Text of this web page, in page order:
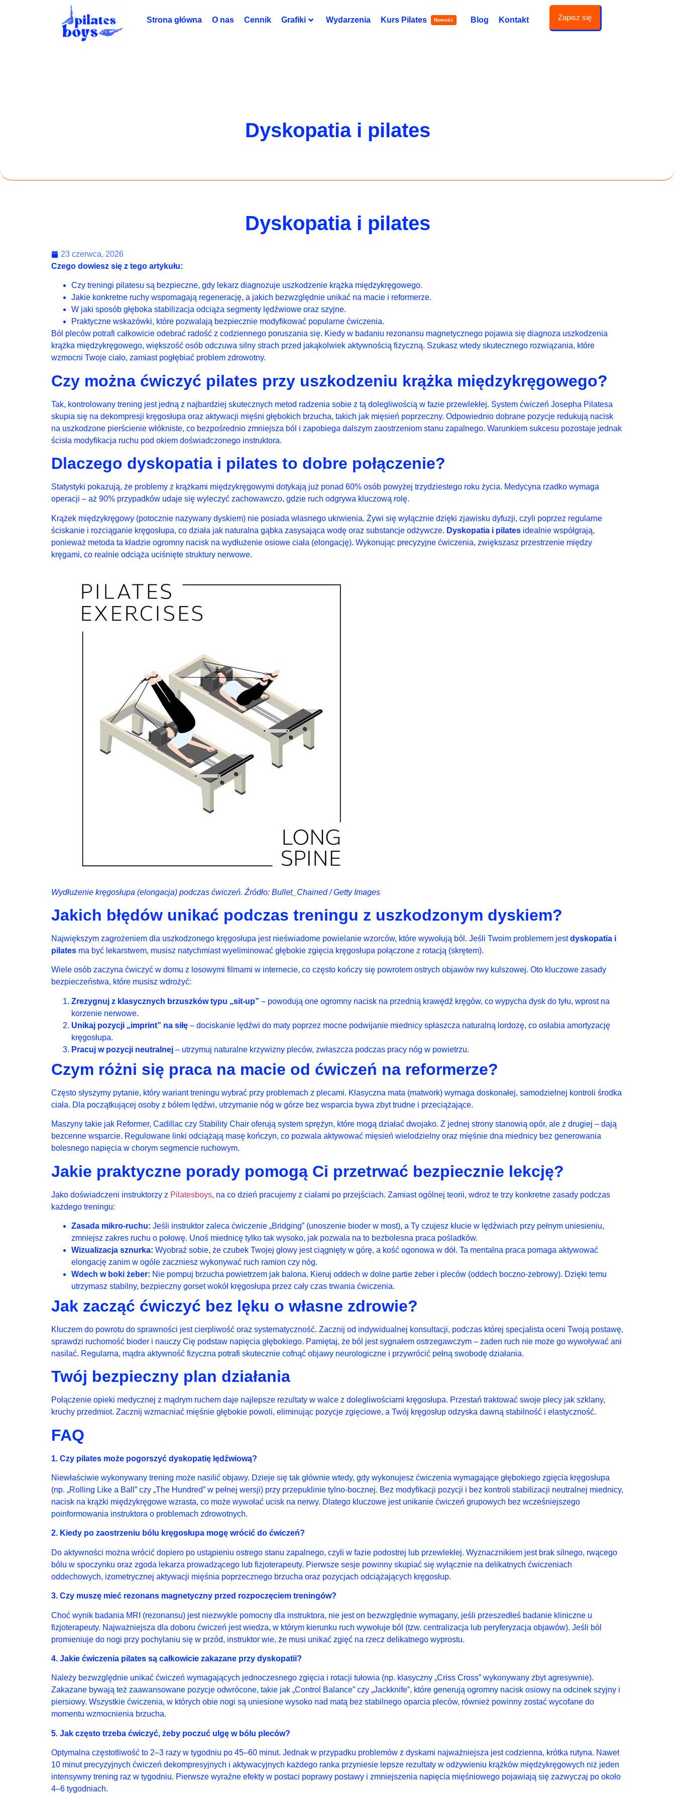
Strona główna O nas Cennik Grafiki Wydarzenia Kurs Pilates Nowość Blog Kontakt Zapisz się
Dyskopatia i pilates
Dyskopatia i pilates
23 czerwca, 2026
Czego dowiesz się z tego artykułu:
Czy treningi pilatesu są bezpieczne, gdy lekarz diagnozuje uszkodzenie krążka międzykręgowego.
Jakie konkretne ruchy wspomagają regenerację, a jakich bezwzględnie unikać na macie i reformerze.
W jaki sposób głęboka stabilizacja odciąża segmenty lędźwiowe oraz szyjne.
Praktyczne wskazówki, które pozwalają bezpiecznie modyfikować popularne ćwiczenia.
Ból pleców potrafi całkowicie odebrać radość z codziennego poruszania się. Kiedy w badaniu rezonansu magnetycznego pojawia się diagnoza uszkodzenia
krążka międzykręgowego, większość osób odczuwa silny strach przed jakąkolwiek aktywnością fizyczną. Szukasz wtedy skutecznego rozwiązania, które
wzmocni Twoje ciało, zamiast pogłębiać problem zdrowotny.
Czy można ćwiczyć pilates przy uszkodzeniu krążka międzykręgowego?
Tak, kontrolowany trening jest jedną z najbardziej skutecznych metod radzenia sobie z tą dolegliwością w fazie przewlekłej. System ćwiczeń Josepha Pilatesa
skupia się na dekompresji kręgosłupa oraz aktywacji mięśni głębokich brzucha, takich jak mięsień poprzeczny. Odpowiednio dobrane pozycje redukują nacisk
na uszkodzone pierścienie włókniste, co bezpośrednio zmniejsza ból i zapobiega dalszym zaostrzeniom stanu zapalnego. Warunkiem sukcesu pozostaje jednak
ścisła modyfikacja ruchu pod okiem doświadczonego instruktora.
Dlaczego dyskopatia i pilates to dobre połączenie?
Statystyki pokazują, że problemy z krążkami międzykręgowymi dotykają już ponad 60% osób powyżej trzydziestego roku życia. Medycyna rzadko wymaga
operacji – aż 90% przypadków udaje się wyleczyć zachowawczo, gdzie ruch odgrywa kluczową rolę.
Krążek międzykręgowy (potocznie nazywany dyskiem) nie posiada własnego ukrwienia. Żywi się wyłącznie dzięki zjawisku dyfuzji, czyli poprzez regularne
ściskanie i rozciąganie kręgosłupa, co działa jak naturalna gąbka zasysająca wodę oraz substancje odżywcze. Dyskopatia i pilates idealnie współgrają,
ponieważ metoda ta kładzie ogromny nacisk na wydłużenie osiowe ciała (elongację). Wykonując precyzyjne ćwiczenia, zwiększasz przestrzenie między
kręgami, co realnie odciąża uciśnięte struktury nerwowe.
Wydłużenie kręgosłupa (elongacja) podczas ćwiczeń. Źródło: Bullet_Chained / Getty Images
Jakich błędów unikać podczas treningu z uszkodzonym dyskiem?
Największym zagrożeniem dla uszkodzonego kręgosłupa jest nieświadome powielanie wzorców, które wywołują ból. Jeśli Twoim problemem jestdyskopatia i
pilates ma być lekarstwem, musisz natychmiast wyeliminować głębokie zgięcia kręgosłupa połączone z rotacją (skrętem).
Wiele osób zaczyna ćwiczyć w domu z losowymi filmami w internecie, co często kończy się powrotem ostrych objawów rwy kulszowej. Oto kluczowe zasady
bezpieczeństwa, które musisz wdrożyć:
Zrezygnuj z klasycznych brzuszków typu „sit-up” – powodują one ogromny nacisk na przednią krawędź kręgów, co wypycha dysk do tyłu, wprost na
korzenie nerwowe.
Unikaj pozycji „imprint” na siłę – dociskanie lędźwi do maty poprzez mocne podwijanie miednicy spłaszcza naturalną lordozę, co osłabia amortyzację
kręgosłupa.
Pracuj w pozycji neutralnej – utrzymuj naturalne krzywizny pleców, zwłaszcza podczas pracy nóg w powietrzu.
Czym różni się praca na macie od ćwiczeń na reformerze?
Często słyszymy pytanie, który wariant treningu wybrać przy problemach z plecami. Klasyczna mata (matwork) wymaga doskonałej, samodzielnej kontroli środka
ciała. Dla początkującej osoby z bólem lędźwi, utrzymanie nóg w górze bez wsparcia bywa zbyt trudne i przeciążające.
Maszyny takie jak Reformer, Cadillac czy Stability Chair oferują system sprężyn, które mogą działać dwojako. Z jednej strony stanowią opór, ale z drugiej – dają
bezcenne wsparcie. Regulowane linki odciążają masę kończyn, co pozwala aktywować mięsień wielodzielny oraz mięśnie dna miednicy bez generowania
bolesnego napięcia w chorym segmencie ruchowym.
Jakie praktyczne porady pomogą Ci przetrwać bezpiecznie lekcję?
Jako doświadczeni instruktorzy z Pilatesboys, na co dzień pracujemy z ciałami po przejściach. Zamiast ogólnej teorii, wdroż te trzy konkretne zasady podczas
każdego treningu:
Zasada mikro-ruchu: Jeśli instruktor zaleca ćwiczenie „Bridging” (unoszenie bioder w most), a Ty czujesz kłucie w lędźwiach przy pełnym uniesieniu,
zmniejsz zakres ruchu o połowę. Unoś miednicę tylko tak wysoko, jak pozwala na to bezbolesna praca pośladków.
Wizualizacja sznurka: Wyobraź sobie, że czubek Twojej głowy jest ciągnięty w górę, a kość ogonowa w dół. Ta mentalna praca pomaga aktywować
elongację zanim w ogóle zaczniesz wykonywać ruch ramion czy nóg.
Wdech w boki żeber: Nie pompuj brzucha powietrzem jak balona. Kieruj oddech w dolne partie żeber i pleców (oddech boczno-żebrowy). Dzięki temu
utrzymasz stabilny, bezpieczny gorset wokół kręgosłupa przez cały czas trwania ćwiczenia.
Jak zacząć ćwiczyć bez lęku o własne zdrowie?
Kluczem do powrotu do sprawności jest cierpliwość oraz systematyczność. Zacznij od indywidualnej konsultacji, podczas której specjalista oceni Twoją postawę,
sprawdzi ruchomość bioder i nauczy Cię podstaw napięcia głębokiego. Pamiętaj, że ból jest sygnałem ostrzegawczym – żaden ruch nie może go wywoływać ani
nasilać. Regularna, mądra aktywność fizyczna potrafi skutecznie cofnąć objawy neurologiczne i przywrócić pełną swobodę działania.
Twój bezpieczny plan działania
Połączenie opieki medycznej z mądrym ruchem daje najlepsze rezultaty w walce z dolegliwościami kręgosłupa. Przestań traktować swoje plecy jak szklany,
kruchy przedmiot. Zacznij wzmacniać mięśnie głębokie powoli, eliminując pozycje zgięciowe, a Twój kręgosłup odzyska dawną stabilność i elastyczność.
FAQ
1. Czy pilates może pogorszyć dyskopatię lędźwiową?
Niewłaściwie wykonywany trening może nasilić objawy. Dzieje się tak głównie wtedy, gdy wykonujesz ćwiczenia wymagające głębokiego zgięcia kręgosłupa
(np. „Rolling Like a Ball” czy „The Hundred” w pełnej wersji) przy przepuklinie tylno-bocznej. Bez modyfikacji pozycji i bez kontroli stabilizacji neutralnej miednicy,
nacisk na krążki międzykręgowe wzrasta, co może wywołać ucisk na nerwy. Dlatego kluczowe jest unikanie ćwiczeń grupowych bez wcześniejszego
poinformowania instruktora o problemach zdrowotnych.
2. Kiedy po zaostrzeniu bólu kręgosłupa mogę wrócić do ćwiczeń?
Do aktywności można wrócić dopiero po ustąpieniu ostrego stanu zapalnego, czyli w fazie podostrej lub przewlekłej. Wyznacznikiem jest brak silnego, rwącego
bólu w spoczynku oraz zgoda lekarza prowadzącego lub fizjoterapeuty. Pierwsze sesje powinny skupiać się wyłącznie na delikatnych ćwiczeniach
oddechowych, izometrycznej aktywacji mięśnia poprzecznego brzucha oraz pozycjach odciążających kręgosłup.
3. Czy muszę mieć rezonans magnetyczny przed rozpoczęciem treningów?
Choć wynik badania MRI (rezonansu) jest niezwykle pomocny dla instruktora, nie jest on bezwzględnie wymagany, jeśli przeszedłeś badanie kliniczne u
fizjoterapeuty. Najważniejsza dla doboru ćwiczeń jest wiedza, w którym kierunku ruch wywołuje ból (tzw. centralizacja lub peryferyzacja objawów). Jeśli ból
promieniuje do nogi przy pochylaniu się w przód, instruktor wie, że musi unikać zgięć na rzecz delikatnego wyprostu.
4. Jakie ćwiczenia pilates są całkowicie zakazane przy dyskopatii?
Należy bezwzględnie unikać ćwiczeń wymagających jednoczesnego zgięcia i rotacji tułowia (np. klasyczny „Criss Cross” wykonywany zbyt agresywnie).
Zakazane bywają też zaawansowane pozycje odwrócone, takie jak „Control Balance” czy „Jackknife”, które generują ogromny nacisk osiowy na odcinek szyjny i
piersiowy. Wszystkie ćwiczenia, w których obie nogi są uniesione wysoko nad matą bez stabilnego oparcia pleców, również powinny zostać wycofane do
momentu wzmocnienia brzucha.
5. Jak często trzeba ćwiczyć, żeby poczuć ulgę w bólu pleców?
Optymalna częstotliwość to 2–3 razy w tygodniu po 45–60 minut. Jednak w przypadku problemów z dyskami najważniejsza jest codzienna, krótka rutyna. Nawet
10 minut precyzyjnych ćwiczeń dekompresyjnych i aktywacyjnych każdego ranka przyniesie lepsze rezultaty w odżywieniu krążków międzykręgowych niż jeden
intensywny trening raz w tygodniu. Pierwsze wyraźne efekty w postaci poprawy postawy i zmniejszenia napięcia mięśniowego pojawiają się zazwyczaj po około
4–6 tygodniach.